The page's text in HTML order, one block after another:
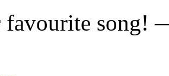
favourite song!